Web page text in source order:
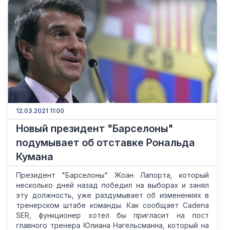
12.03.2021 11:00
Новый президент "Барселоны"
подумывает об отставке Рональда
Кумана
Президент "Барселоны" Жоан Лапорта, который
несколько дней назад победил на выборах и занял
эту должность, уже раздумывает об изменениях в
тренерском штабе команды. Как сообщает Cadena
SER, функционер хотел бы пригласит на пост
главного тренера Юлиана Нагельсманна, который на